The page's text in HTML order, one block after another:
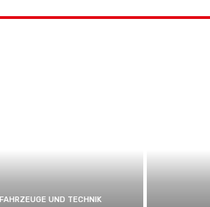
FAHRZEUGE UND TECHNIK